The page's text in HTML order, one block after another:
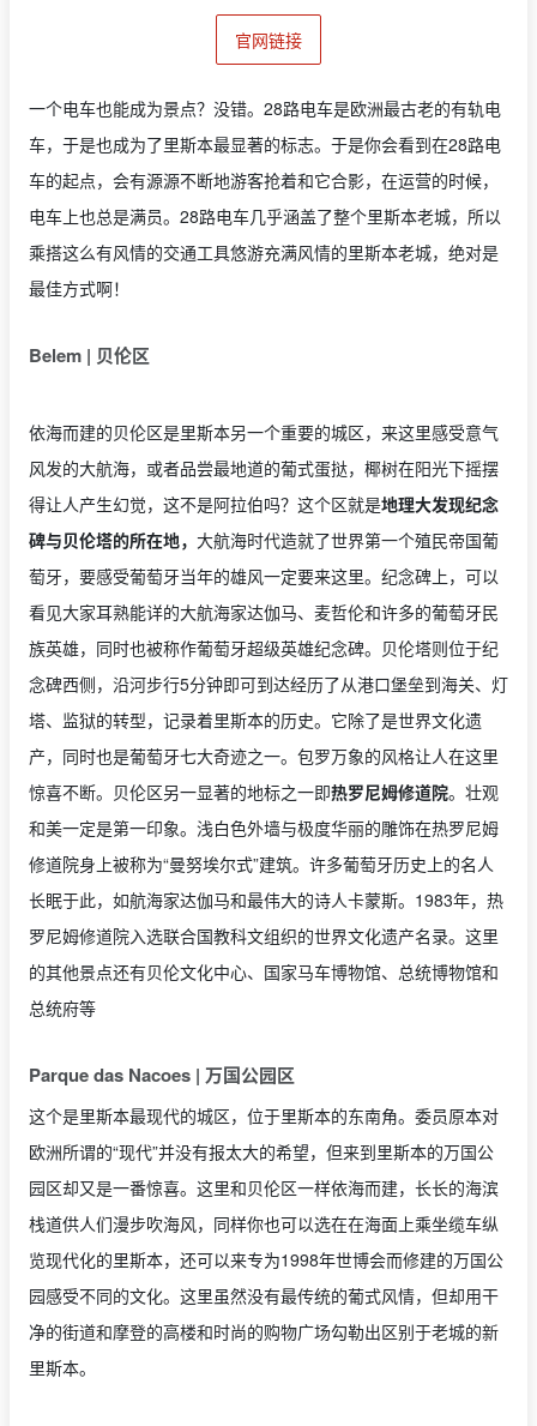
官网链接
一个电车也能成为景点？没错。28路电车是欧洲最古老的有轨电
车，于是也成为了里斯本最显著的标志。于是你会看到在28路电
车的起点，会有源源不断地游客抢着和它合影，在运营的时候，
电车上也总是满员。28路电车几乎涵盖了整个里斯本老城，所以
乘搭这么有风情的交通工具悠游充满风情的里斯本老城，绝对是
最佳方式啊！
Belem | 贝伦区
依海而建的贝伦区是里斯本另一个重要的城区，来这里感受意气
风发的大航海，或者品尝最地道的葡式蛋挞，椰树在阳光下摇摆
得让人产生幻觉，这不是阿拉伯吗？这个区就是地理大发现纪念
碑与贝伦塔的所在地， 大航海时代造就了世界第一个殖民帝国葡
萄牙，要感受葡萄牙当年的雄风一定要来这里。纪念碑上，可以
看见大家耳熟能详的大航海家达伽马、麦哲伦和许多的葡萄牙民
族英雄，同时也被称作葡萄牙超级英雄纪念碑。贝伦塔则位于纪
念碑西侧，沿河步行5分钟即可到达经历了从港口堡垒到海关、灯
塔、监狱的转型，记录着里斯本的历史。它除了是世界文化遗
产，同时也是葡萄牙七大奇迹之一。包罗万象的风格让人在这里
惊喜不断。贝伦区另一显著的地标之一即热罗尼姆修道院。壮观
和美一定是第一印象。浅白色外墙与极度华丽的雕饰在热罗尼姆
修道院身上被称为“曼努埃尔式”建筑。许多葡萄牙历史上的名人
长眠于此，如航海家达伽马和最伟大的诗人卡蒙斯。1983年，热
罗尼姆修道院入选联合国教科文组织的世界文化遗产名录。这里
的其他景点还有贝伦文化中心、国家马车博物馆、总统博物馆和
总统府等
Parque das Nacoes | 万国公园区
这个是里斯本最现代的城区，位于里斯本的东南角。委员原本对
欧洲所谓的“现代”并没有报太大的希望，但来到里斯本的万国公
园区却又是一番惊喜。这里和贝伦区一样依海而建，长长的海滨
栈道供人们漫步吹海风，同样你也可以选在在海面上乘坐缆车纵
览现代化的里斯本，还可以来专为1998年世博会而修建的万国公
园感受不同的文化。这里虽然没有最传统的葡式风情，但却用干
净的街道和摩登的高楼和时尚的购物广场勾勒出区别于老城的新
里斯本。